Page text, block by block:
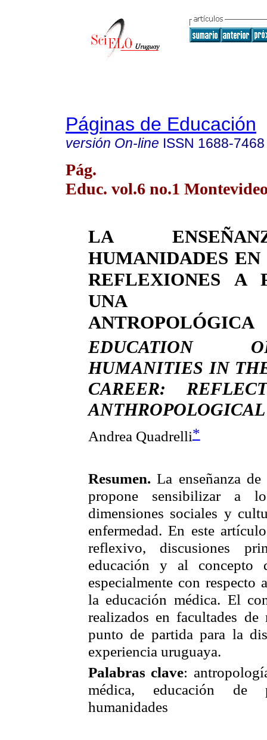
Páginas de Educación
versión On-line ISSN 1688-7468
Pág.
Educ. vol.6 no.1
LA
HUMANIDADES
REFLEXIONES A
UNA
ANTROPOLÓGICA
EDUCATION
HUMANITIES IN
CAREER:
Andrea Quadrelli*
Resumen.La enseñanza
propone sensibilizar a
dimensiones sociales y
enfermedad. En este
reflexivo, discusiones
educación y al concepto
especialmente con
la educación médica. El
realizados en facultades
punto de partida para la
experiencia uruguaya.
Palabras clave:
médica, educación de
humanidades